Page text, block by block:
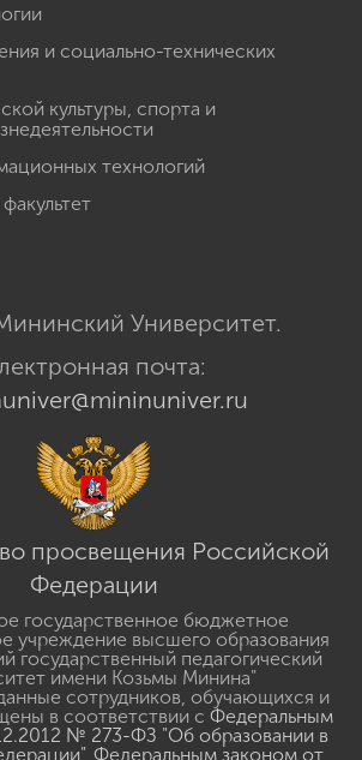
и социально-технических
культуры, спорта и
технологий
Университет.
почта:
просвещения Российской
Федерации
государственное бюджетное
учреждение высшего образования
государственный педагогический
имени Козьмы Минина"
сотрудников, обучающихся и
в соответствии с Федеральным
№ 273-ФЗ "Об образовании в
, Федеральным законом от